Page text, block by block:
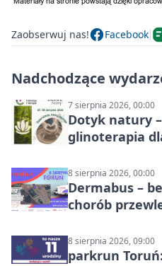
Zaobserwuj nas! Facebook
Nadchodzące
7 sierpnia 2026, 00:00
Dotyk natury
glinoterapia
8 sierpnia 2026, 00:00
Dermabus –
chorób
8 sierpnia 2026, 09:00
parkrun